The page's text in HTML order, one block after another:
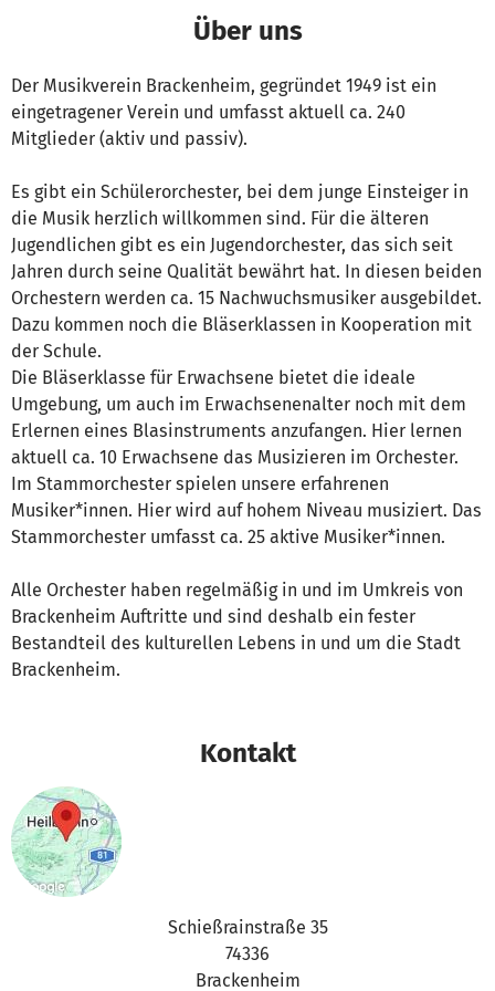
Über uns
Der Musikverein Brackenheim, gegründet 1949 ist ein
eingetragener Verein und umfasst aktuell ca. 240
Mitglieder (aktiv und passiv).
Es gibt ein Schülerorchester, bei dem junge Einsteiger in
die Musik herzlich willkommen sind. Für die älteren
Jugendlichen gibt es ein Jugendorchester, das sich seit
Jahren durch seine Qualität bewährt hat. In diesen beiden
Orchestern werden ca. 15 Nachwuchsmusiker ausgebildet.
Dazu kommen noch die Bläserklassen in Kooperation mit
der Schule.
Die Bläserklasse für Erwachsene bietet die ideale
Umgebung, um auch im Erwachsenenalter noch mit dem
Erlernen eines Blasinstruments anzufangen. Hier lernen
aktuell ca. 10 Erwachsene das Musizieren im Orchester.
Im Stammorchester spielen unsere erfahrenen
Musiker*innen. Hier wird auf hohem Niveau musiziert. Das
Stammorchester umfasst ca. 25 aktive Musiker*innen.
Alle Orchester haben regelmäßig in und im Umkreis von
Brackenheim Auftritte und sind deshalb ein fester
Bestandteil des kulturellen Lebens in und um die Stadt
Brackenheim.
Kontakt
Schießrainstraße 35
74336
Brackenheim